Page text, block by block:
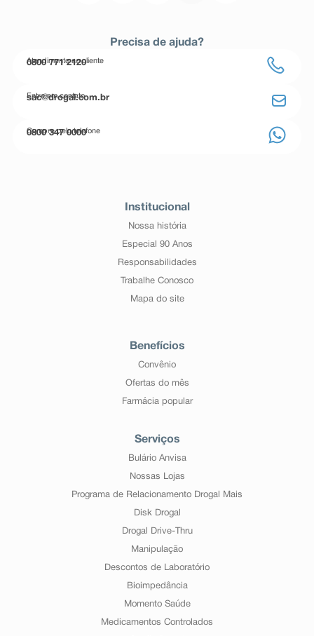
Precisa de ajuda?
Atendimento ao cliente
0800 771 2120
Entre em contato
sac@drogal.com.br
Compre pelo telefone
0800 347 0000
Institucional
Nossa história
Especial 90 Anos
Responsabilidades
Trabalhe Conosco
Mapa do site
Benefícios
Convênio
Ofertas do mês
Farmácia popular
Serviços
Bulário Anvisa
Nossas Lojas
Programa de Relacionamento Drogal Mais
Disk Drogal
Drogal Drive-Thru
Manipulação
Descontos de Laboratório
Bioimpedância
Momento Saúde
Medicamentos Controlados